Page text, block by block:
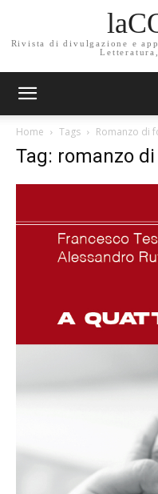
Rivista di divulgazione e
Home Tags Romanzo di
Tag: romanzo